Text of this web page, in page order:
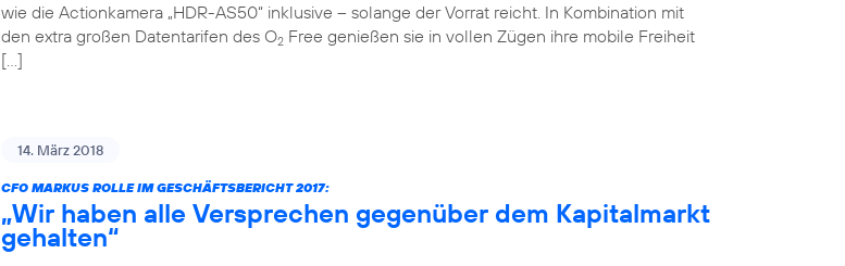
wie die Actionkamera „HDR-AS50“ inklusive – solange der Vorrat reicht. In Kombination mit
den extra großen Datentarifen des O2 Free genießen sie in vollen Zügen ihre mobile Freiheit
[…]
14. März 2018
CFO MARKUS ROLLE IM GESCHÄFTSBERICHT 2017:
„Wir haben alle Versprechen gegenüber dem Kapitalmarkt
gehalten“